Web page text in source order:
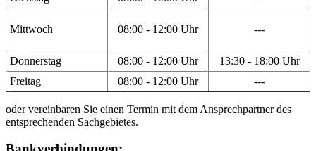
Mittwoch 08:00 - 12:00 Uhr ---
Donnerstag 08:00 - 12:00 Uhr
13:30 - 18:00 Uhr
Freitag
08:00 - 12:00 Uhr ---
oder vereinbaren Sie einen Termin mit dem Ansprechpartner des
entsprechenden Sachgebietes.